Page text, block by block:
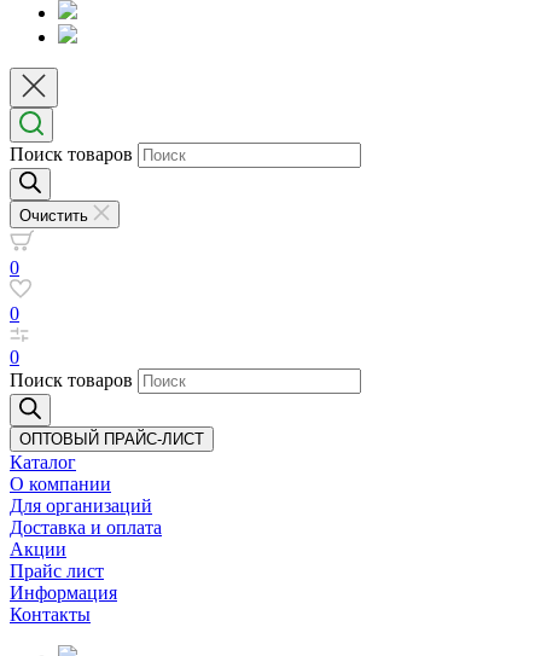
Поиск товаров
Очистить
0
0
0
Поиск товаров
ОПТОВЫЙ ПРАЙС-ЛИСТ
Каталог
О компании
Для организаций
Доставка и оплата
Акции
Прайс лист
Информация
Контакты